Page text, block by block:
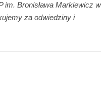
im. Bronisława Markiewicz w
za odwiedziny i